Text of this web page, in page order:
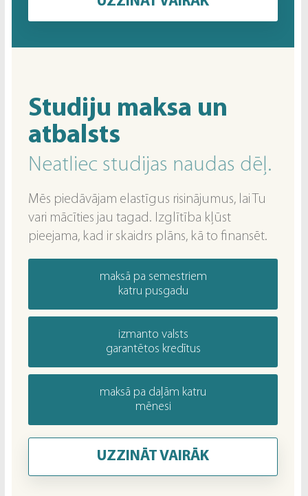
Studiju maksa un
atbalsts
Neatliec studijas naudas dēļ.
Mēs piedāvājam elastīgus risinājumus, lai Tu
vari mācīties jau tagad. Izglītība kļūst
pieejama, kad ir skaidrs plāns, kā to finansēt.
maksā pa semestriem
katru pusgadu
izmanto valsts
garantētos kredītus
maksā pa daļām katru
mēnesi
UZZINĀT VAIRĀK